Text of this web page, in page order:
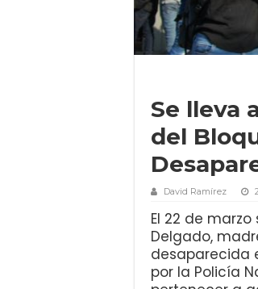
Se lleva
del
David Ramírez
El 22 de
Delgado,
desaparecida
por la Policía